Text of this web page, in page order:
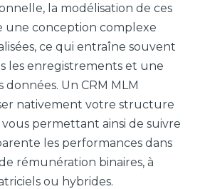
la modélisation de ces
une conception complexe
ce qui entraîne souvent
les enregistrements et une
Un CRM MLM
nativement votre structure
permettant ainsi de suivre
les performances dans
rémunération binaires, à
ou hybrides.